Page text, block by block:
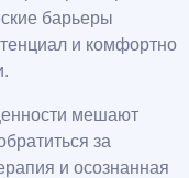
барьеры
и комфортно
мешают
за
и осознанная